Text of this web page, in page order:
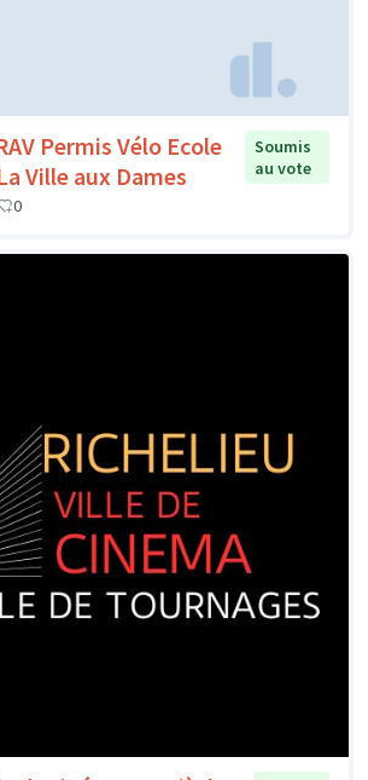
Permis Vélo Ecole
Ville aux Dames
Soumis
au vote
0